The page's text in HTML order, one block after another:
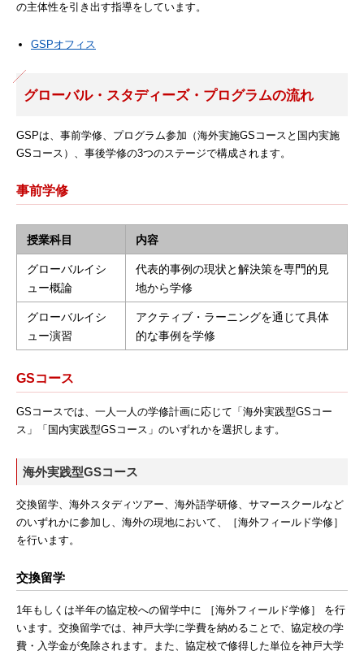
の主体性を引き出す指導をしています。
GSPオフィス
グローバル・スタディーズ・プログラムの流れ
GSPは、事前学修、プログラム参加（海外実施GSコースと国内実施
GSコース）、事後学修の3つのステージで構成されます。
事前学修
授業科目 内容
グローバルイシ
ュー概論
代表的事例の現状と解決策を専門的見
地から学修
グローバルイシ
ュー演習
アクティブ・ラーニングを通じて具体
的な事例を学修
GSコース
GSコースでは、一人一人の学修計画に応じて「海外実践型GSコー
ス」「国内実践型GSコース」のいずれかを選択します。
海外実践型GSコース
交換留学、海外スタディツアー、海外語学研修、サマースクールなど
のいずれかに参加し、海外の現地において、［海外フィールド学修］
を行います。
交換留学
1年もしくは半年の協定校への留学中に ［海外フィールド学修］ を行
います。交換留学では、神戸大学に学費を納めることで、協定校の学
費・入学金が免除されます。また、協定校で修得した単位を神戸大学